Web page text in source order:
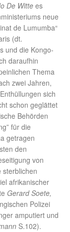
De Wittees
neue
de Lumumba“
(dt.
und die Kongo-
daraufhin
Thema
zwei Jahren,
Enthüllungen sich
schon geglättet
Behörden
für die
getragen
den
von
sterblichen
afrikanischer
Gerard Soete,
Polizei
amputiert und
S.102).